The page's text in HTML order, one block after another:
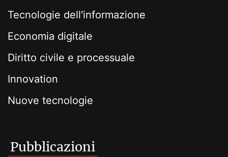
Tecnologie dell'informazione
Economia digitale
Diritto civile e processuale
Innovation
Nuove tecnologie
Pubblicazioni